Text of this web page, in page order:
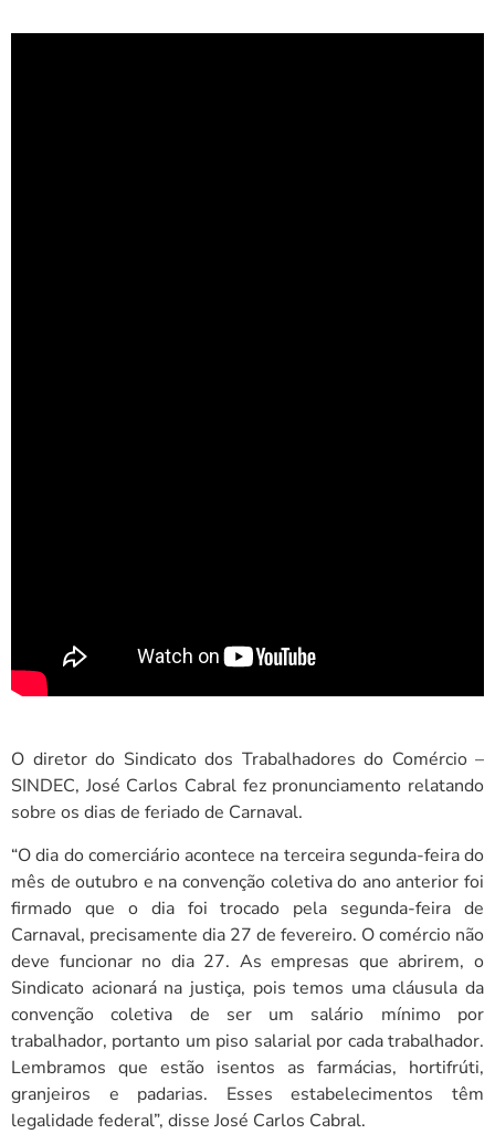
O diretor do Sindicato dos Trabalhadores do Comércio –
SINDEC, José Carlos Cabral fez pronunciamento relatando
sobre os dias de feriado de Carnaval.
“O dia do comerciário acontece na terceira segunda-feira do
mês de outubro e na convenção coletiva do ano anterior foi
firmado que o dia foi trocado pela segunda-feira de
Carnaval, precisamente dia 27 de fevereiro. O comércio não
deve funcionar no dia 27. As empresas que abrirem, o
Sindicato acionará na justiça, pois temos uma cláusula da
convenção coletiva de ser um salário mínimo por
trabalhador, portanto um piso salarial por cada trabalhador.
Lembramos que estão isentos as farmácias, hortifrúti,
granjeiros e padarias. Esses estabelecimentos têm
legalidade federal”, disse José Carlos Cabral.